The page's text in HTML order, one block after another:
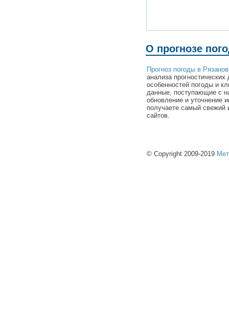
О прогнозе
Прогноз погоды в
анализа
особенностей погоды и
данные, поступающие с
обновление и уточнение
получаете самый свежий
сайтов.
© Copyright 2009-2019